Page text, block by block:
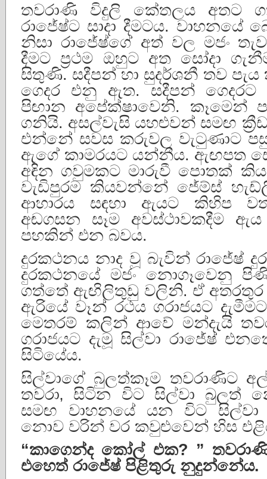
තවරාණි විදුලි කේතලය අතට
රාජේෂ්ට සාදා දීමටය.
නිසා රාජේෂ්ගේ අත් වල මජං
දීමට ප්‍රථම ඔහුට අත සෝදා
සිතුණි. සදීපන් හා සුදර්ශනී තව
ගෙදර එනු ඇත. සදීපන්
පිඟාන අපේක්ෂාවෙනි. කෑමෙන්
ගනියි. අසල්වැසි යහළුවන් සමඟ
එන්නේ සවස කරුවල වැටුණාට
ඇගේ කාමරයට යන්නීය. ඇඟපත
අඳින ගවුමකට මාරුවී පොතක්
වැඩිපුරම කියවන්නේ ජේම්ස්
ආහාරය සඳහා ඇයට කිහිප
අඬගසන සෑම අවස්ථාවකදීම
පහකින් එන බවය.
දුරකථනය නාද වූ බැවින් රාජේෂ්
දුරකථනයේ මජං නොගෑවෙනු
ගත්තේ ඇඟිලිතුඩු වලිනි. ඒ අතරතුර
ඇරියේ වෑන් රථය ගරාජයට
මෙතරම් කලින් ආවේ මන්දැයි
ගරාජයට දැමූ සිල්වා රාජේෂ්
සිටියේය.
සිල්වාගේ බුලත්කෑම තවරාණිට
තවරා‚ සිටින විට සිල්වා බුලත්
සමඟ වාහනයේ යන විට
නොව වරින් වර කවුළුවෙන් හිස
“කාගෙන්ද කෝල් එක? ”
එහෙත් රාජේෂ් පිළිතුරු නුදුන්නේය.